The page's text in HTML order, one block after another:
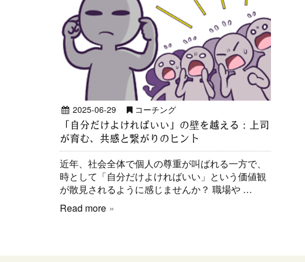
2025-06-29 コーチング
「自分だけよければいい」の壁を越える：上司
が育む、共感と繋がりのヒント
近年、社会全体で個人の尊重が叫ばれる一方で、
時として「自分だけよければいい」という価値観
が散見されるように感じませんか？ 職場や …
Read more